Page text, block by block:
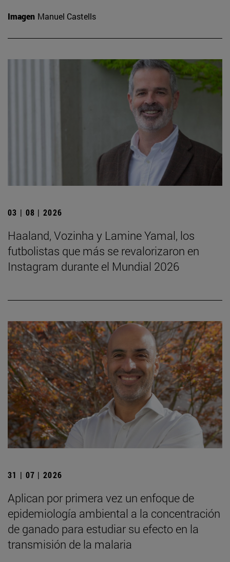
Imagen Manuel Castells
03 | 08 | 2026
Haaland, Vozinha y Lamine Yamal, los
futbolistas que más se revalorizaron en
Instagram durante el Mundial 2026
31 | 07 | 2026
Aplican por primera vez un enfoque de
epidemiología ambiental a la concentración
de ganado para estudiar su efecto en la
transmisión de la malaria